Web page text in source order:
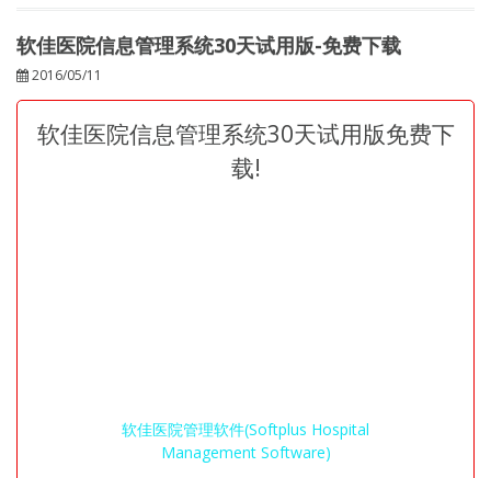
软佳医院信息管理系统30天试用版-免费下载
2016/05/11
软佳医院信息管理系统30天试用版免费下
载!
软佳医院管理软件(Softplus Hospital
Management Software)